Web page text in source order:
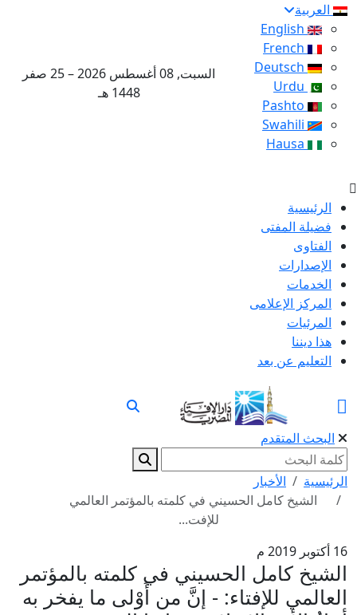
العربية
English
French
Deutsch
Urdu
Pashto
Swahili
Hausa
السبت, 08 أغسطس 2026 – 25 صفر
1448 هـ
الرئيسية
فضيلة المفتى
الفتاوى
الإصدارات
الخدمات
المركز الإعلامى
المرئيات
هذا ديننا
التعليم عن بعد
البحث المتقدم
الرئيسية
الأخبار
الشيخ كامل الحسيني في كلمته بالمؤتمر العالمي
للإفت...
16 أكتوبر 2019 م
الشيخ كامل الحسيني في كلمته بالمؤتمر
العالمي للإفتاء: - إنَّ من أَوْلى ما يفخر به